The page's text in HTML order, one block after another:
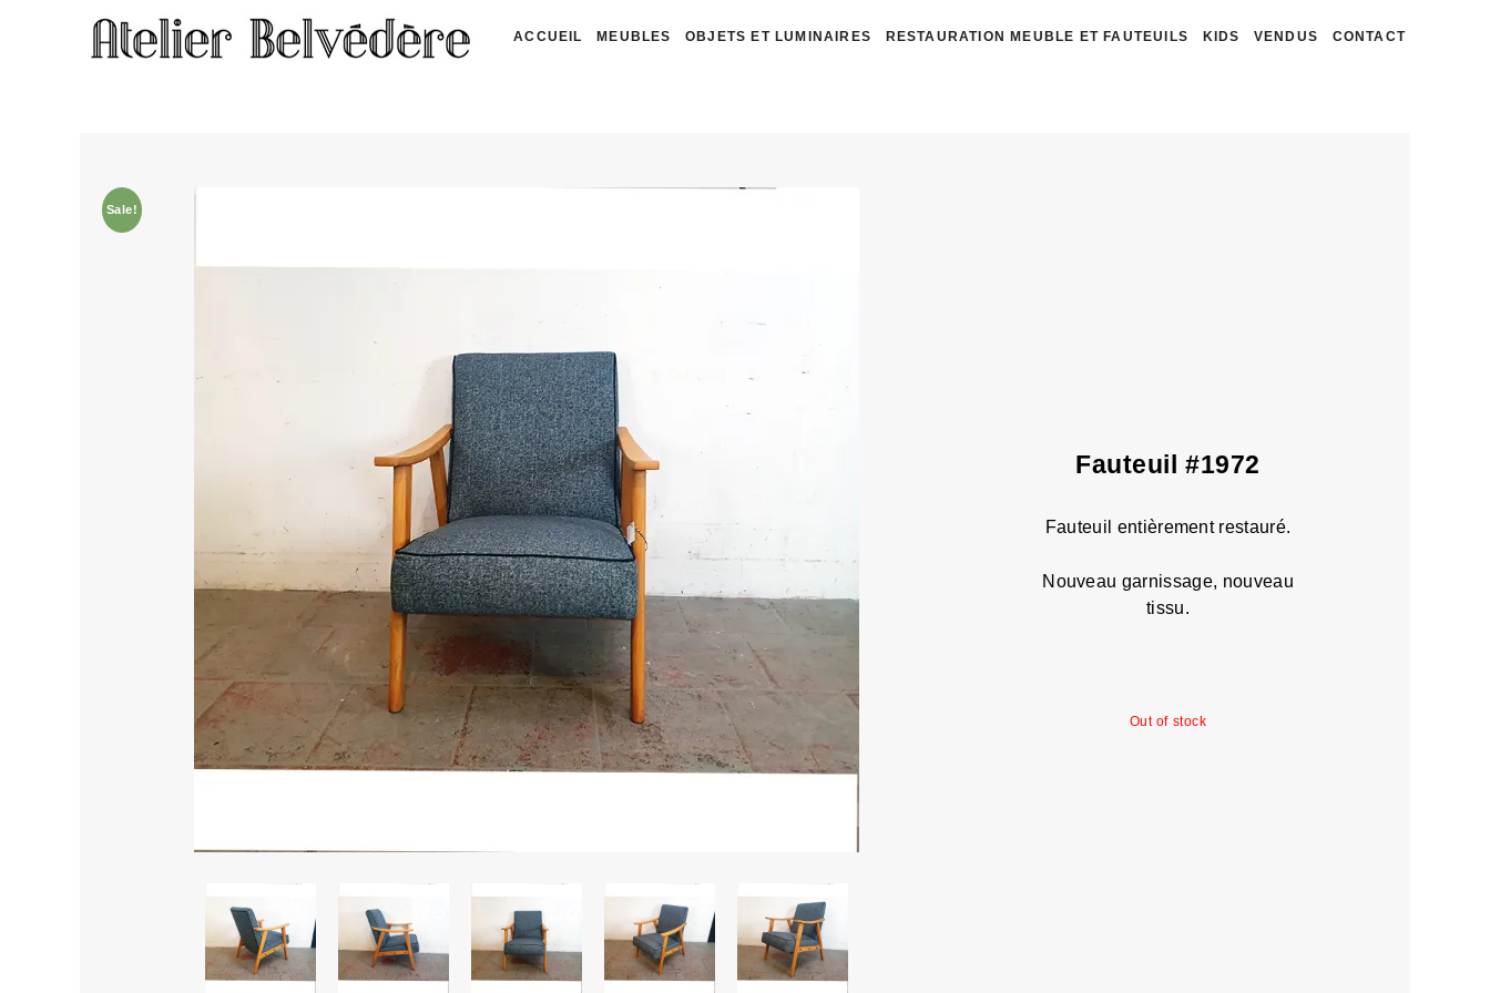
ACCUEIL MEUBLES OBJETS ET LUMINAIRES RESTAURATION MEUBLE ET FAUTEUILS KIDS VENDUS CONTACT
Meubles / Fauteuil #1972
Sale!
Fauteuil #1972
Fauteuil entièrement restauré.
Nouveau garnissage, nouveau
tissu.
Out of stock